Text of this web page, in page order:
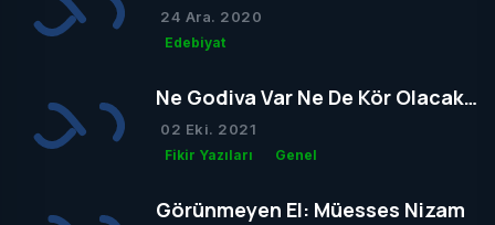
24 Ara. 2020
Edebiyat
Ne Godiva Var Ne De Kör Olacak
Tom
02 Eki. 2021
Fikir Yazıları Genel
Görünmeyen El: Müesses Nizam